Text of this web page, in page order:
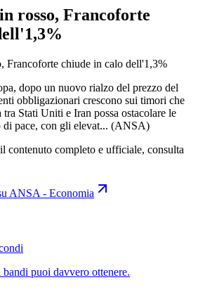
rosso, Francoforte
dopo un nuovo rialzo del prezzo del
obbligazionari crescono sui timori che
Stati Uniti e Iran possa ostacolare le
di pace, con gli elevat... (ANSA)
contenuto completo e ufficiale, consulta
ANSA - Economia
puoi davvero ottenere.